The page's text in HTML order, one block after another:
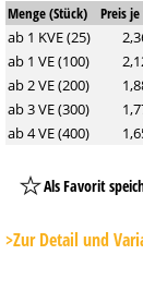
Menge (Stück) Preis
ab 1 KVE (25)
ab 1 VE (100)
ab 2 VE (200)
ab 3 VE (300)
ab 4 VE (400)
Als Favorit
Button
>Zur Detail und